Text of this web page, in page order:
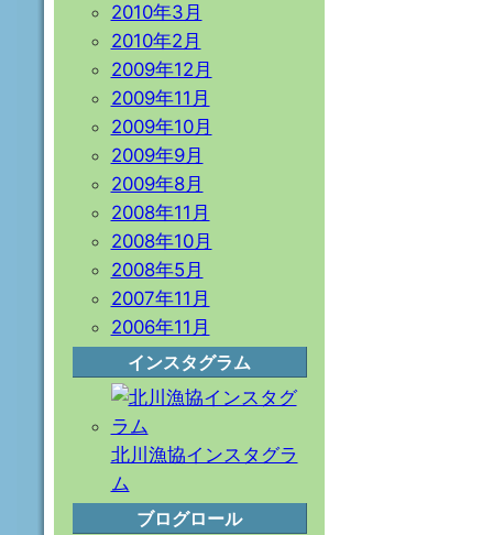
2010年3月
2010年2月
2009年12月
2009年11月
2009年10月
2009年9月
2009年8月
2008年11月
2008年10月
2008年5月
2007年11月
2006年11月
インスタグラム
北川漁協インスタグラ
ム
ブログロール